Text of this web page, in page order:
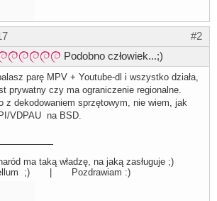
#2
Podobno człowiek...;)
parę MPV + Youtube-dl i wszystko działa,
prywatny czy ma ograniczenie regionalne.
z dekodowaniem sprzętowym, nie wiem, jak
VDPAU na BSD.
ma taką władzę, na jaką zasługuje ;)
bellum ;) | Pozdrawiam :)